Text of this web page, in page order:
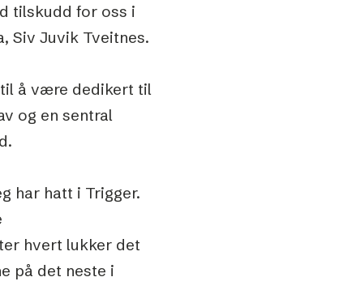
tilskudd for oss i
Siv Juvik Tveitnes.
å være dedikert til
og en sentral
har hatt i Trigger.
hvert lukker det
på det neste i